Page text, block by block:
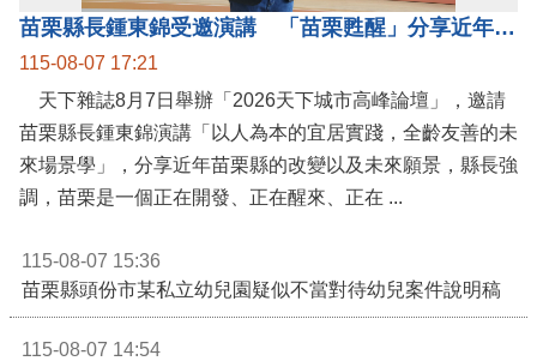
苗栗縣長鍾東錦受邀演講 「苗栗甦醒」分享近年轉變
115-08-07 17:21
天下雜誌8月7日舉辦「2026天下城市高峰論壇」，邀請
苗栗縣長鍾東錦演講「以人為本的宜居實踐，全齡友善的未
來場景學」，分享近年苗栗縣的改變以及未來願景，縣長強
調，苗栗是一個正在開發、正在醒來、正在 ...
115-08-07 15:36
苗栗縣頭份市某私立幼兒園疑似不當對待幼兒案件說明稿
115-08-07 14:54